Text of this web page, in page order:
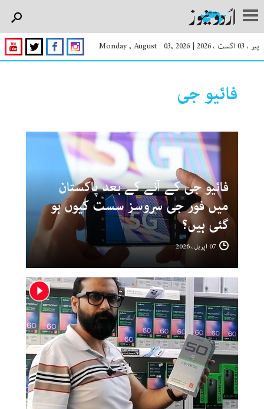
پیر ، 03 اگست ، 2026 |
Monday , August 03, 2026
فائیو جی
فائیو جی کے آنے کے بعد پاکستان
میں فور جی سروسز سست کیوں ہو
گئی ہیں؟